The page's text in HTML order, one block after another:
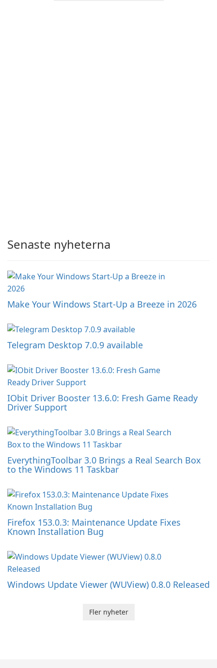
Senaste nyheterna
Make Your Windows Start-Up a Breeze in 2026
Telegram Desktop 7.0.9 available
IObit Driver Booster 13.6.0: Fresh Game Ready
Driver Support
EverythingToolbar 3.0 Brings a Real Search Box
to the Windows 11 Taskbar
Firefox 153.0.3: Maintenance Update Fixes
Known Installation Bug
Windows Update Viewer (WUView) 0.8.0 Released
Fler nyheter